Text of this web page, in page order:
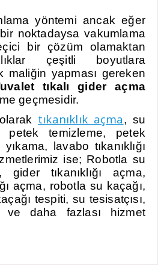
yöntemi ancak eğer
bir noktadaysa vakumlama
bir çözüm olamaktan
çeşitli boyutlara
maliğin yapması gereken
tıkalı gider açma
geçmesidir.
olarak tıkanıklık açma, su
petek temizleme, petek
lavabo tıkanıklığı
ise; Robotla su
gider tıkanıklığı açma,
açma, robotla su kaçağı,
tespiti, su tesisatçısı,
ve daha fazlası hizmet